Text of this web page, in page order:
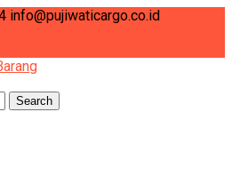
info@pujiwaticargo.co.id
Search